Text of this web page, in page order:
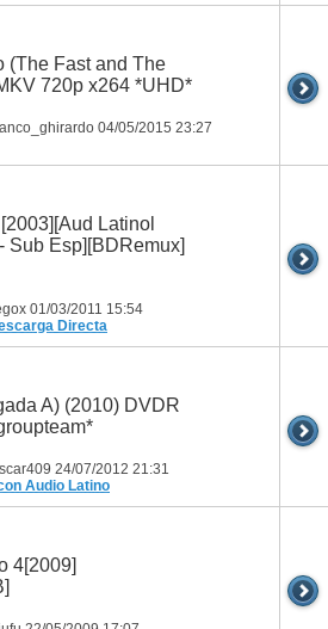
(The Fast and The
720p x264 *UHD*
04/05/2015 23:27
Latinol
Sub Esp][BDRemux]
01/03/2011 15:54
Directa
A) (2010) DVDR
24/07/2012 21:31
Audio Latino
4[2009]